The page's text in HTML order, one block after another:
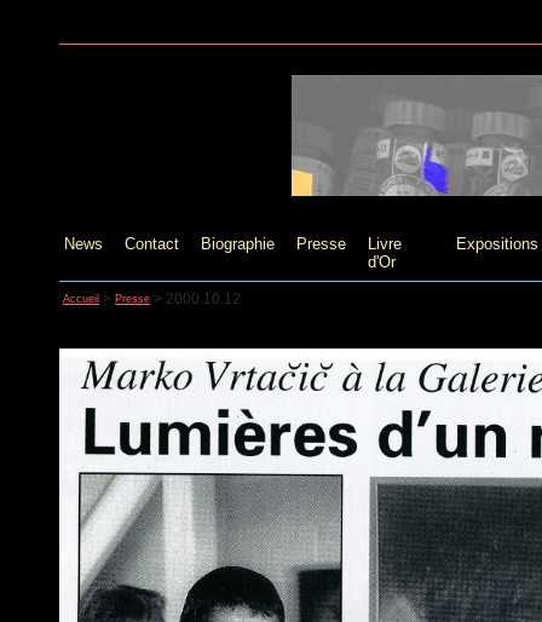
News Contact Biographie Presse
Livre
d'Or
Expositions
Accueil > Presse > 2000.10.12